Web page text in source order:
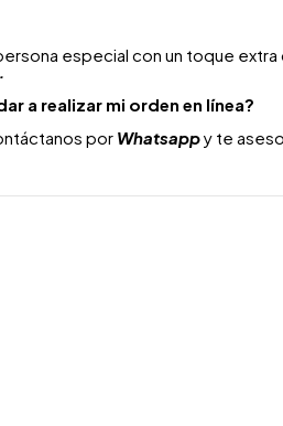
especial con un toque extra
a realizar mi orden en línea?
por Whatsappy te